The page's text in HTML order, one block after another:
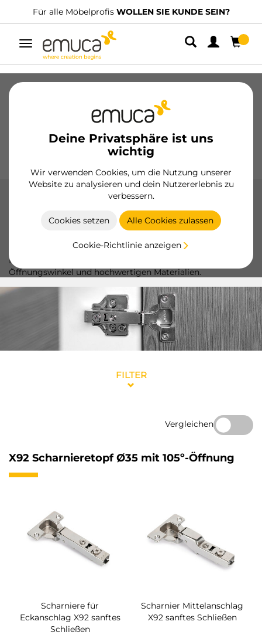
Für alle Möbelprofis WOLLEN SIE KUNDE SEIN?
Umschaltbare
Navigation
Deine Privatsphäre ist uns
wichtig
Wir verwenden Cookies, um die Nutzung unserer
Website zu analysieren und dein Nutzererlebnis zu
verbessern.
Cookies setzen Alle Cookies zulassen
Cookie-Richtlinie anzeigen
Führungssysteme
Schiebesysteme
Griffe Sockel
X92 Scharnieretopf Ø35 mit 105º-
Öffnung
bieten eine fortschrittliche technische Lösung für
Möbeltüren, mit sanftem Schließmechanismus, großem
Öffnungswinkel und hochwertigen Materialien.
FILTER
Vergleichen
X92 Scharnieretopf Ø35 mit 105º-Öffnung
Scharniere für
Eckanschlag X92 sanftes
Schließen
Scharnier Mittelanschlag
X92 sanftes Schließen